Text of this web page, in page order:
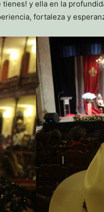
tienes! y ella en la
fortaleza y